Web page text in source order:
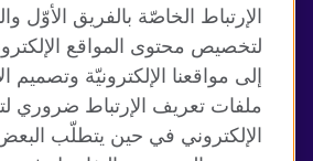
موقع المجلس الثقافي البريطاني العالمي
الإرتباط الخاصّة بالفريق الأوّل
لتخصيص محتوى المواقع
إلى مواقعنا الإلكترونيّة
ملفات تعريف الإرتباط ضروري
الإلكتروني في حين يتطلّب